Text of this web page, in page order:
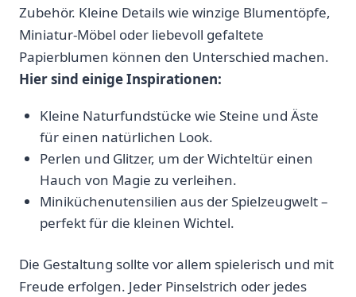
Zubehör. Kleine Details wie winzige ‍Blumentöpfe,
Miniatur-Möbel oder liebevoll⁣ gefaltete⁢
Papierblumen können den ⁢Unterschied machen.
Hier​ sind einige Inspirationen:
Kleine Naturfundstücke wie Steine und Äste
für einen natürlichen Look.
Perlen und​ Glitzer, um der Wichteltür einen
Hauch von ‌Magie zu verleihen.
Miniküchenutensilien aus der Spielzeugwelt⁢ –
perfekt ⁤für die kleinen Wichtel.
Die Gestaltung sollte‌ vor allem spielerisch und mit
Freude erfolgen. Jeder Pinselstrich oder jedes